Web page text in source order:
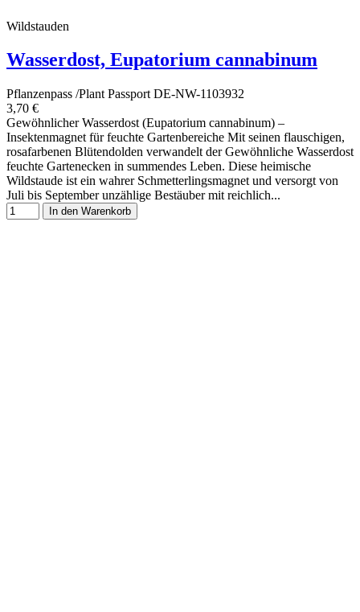
Wildstauden
Wasserdost, Eupatorium cannabinum
Pflanzenpass /Plant Passport DE-NW-1103932
3,70 €
Gewöhnlicher Wasserdost (Eupatorium cannabinum) –
Insektenmagnet für feuchte Gartenbereiche Mit seinen flauschigen,
rosafarbenen Blütendolden verwandelt der Gewöhnliche Wasserdost
feuchte Gartenecken in summendes Leben. Diese heimische
Wildstaude ist ein wahrer Schmetterlingsmagnet und versorgt von
Juli bis September unzählige Bestäuber mit reichlich...
In den Warenkorb